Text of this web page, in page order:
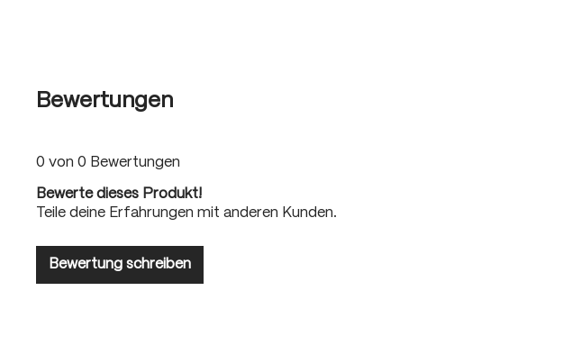
Bewertungen
0 von 0 Bewertungen
Bewerte dieses Produkt!
Teile deine Erfahrungen mit anderen Kunden.
Bewertung schreiben